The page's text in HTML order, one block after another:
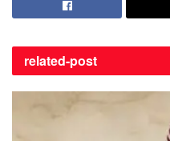
related-post